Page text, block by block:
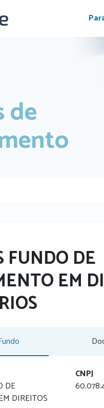
de
FUNDO DE
EM
DE
DIREITOS
CNPJ